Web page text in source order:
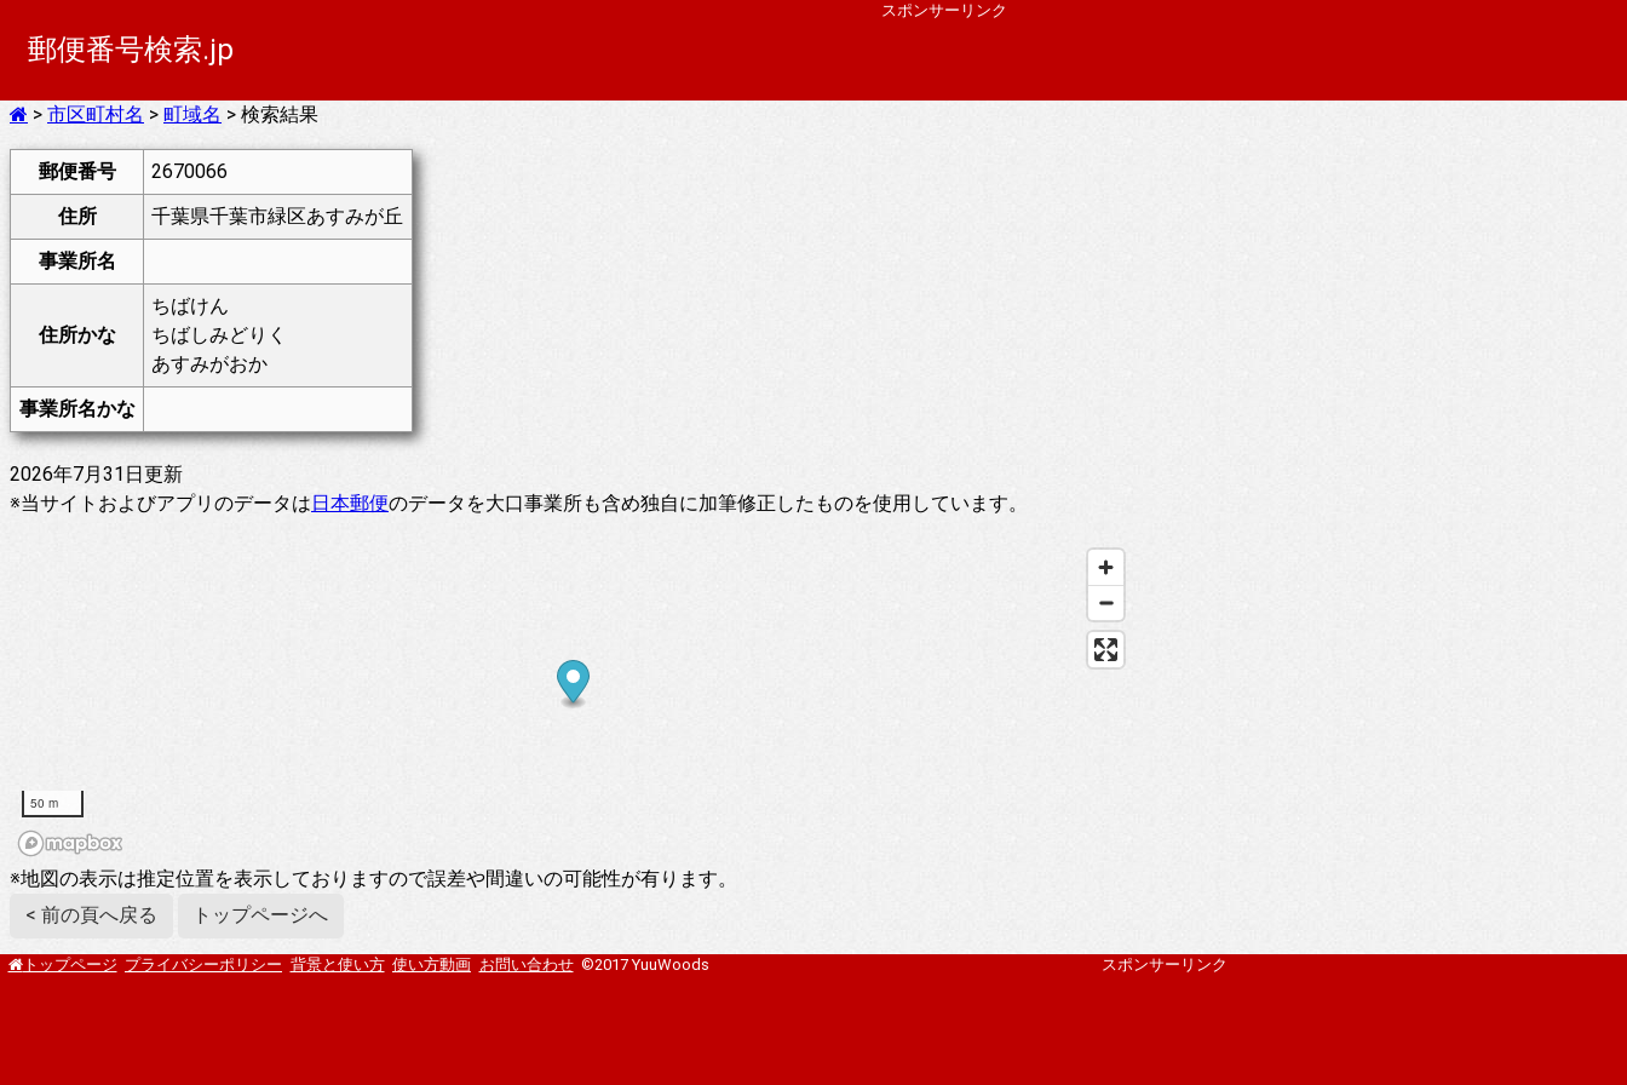
郵便番号検索.jp
スポンサーリンク
> 市区町村名 > 町域名 > 検索結果
郵便番号
2670066
住所
千葉県千葉市緑区あすみが丘
事業所名
住所かな
ちばけん
ちばしみどりく
あすみがおか
事業所名かな
2026年7月31日更新
※当サイトおよびアプリのデータは日本郵便のデータを大口事業所も含め独自に加筆修正したものを使用しています。
50 m
※地図の表示は推定位置を表示しておりますので誤差や間違いの可能性が有ります。
< 前の頁へ戻る
トップページへ
トップページ プライバシーポリシー 背景と使い方 使い方動画 お問い合わせ ©2017 YuuWoods スポンサーリンク